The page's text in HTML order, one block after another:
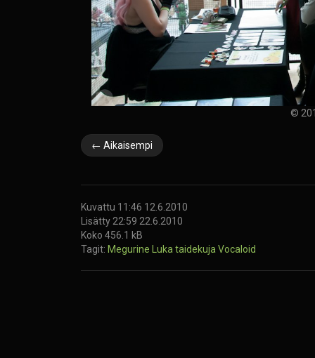
©
← Aikaisempi
Kuvattu 11:46 12.6.2010
Lisätty 22:59 22.6.2010
Koko 456.1 kB
Tagit: Megurine Luka taidekuja Vocaloid